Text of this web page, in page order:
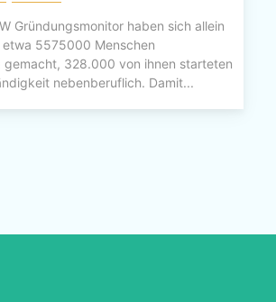
Gründungsmonitor haben sich allein
5575000 Menschen
gemacht, 328.000 von ihnen starteten
nebenberuflich. Damit...